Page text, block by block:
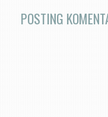
POSTING